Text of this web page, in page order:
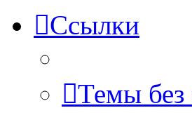
Ссылки
Темы без